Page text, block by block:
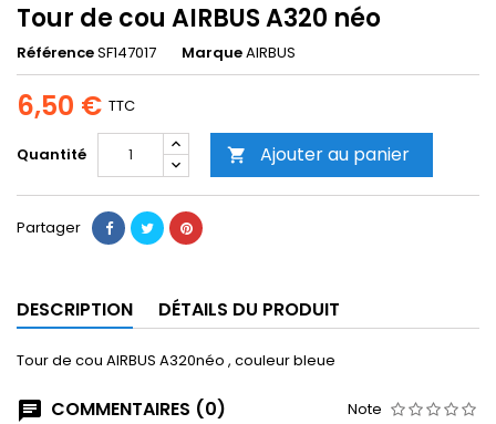
Tour de cou AIRBUS A320 néo
RéférenceSF147017 MarqueAIRBUS
6,50 € TTC
Quantité  Ajouter au panier
Partager
DESCRIPTION DÉTAILS DU PRODUIT
Tour de cou AIRBUS A320néo , couleur bleue
COMMENTAIRES (0) Note